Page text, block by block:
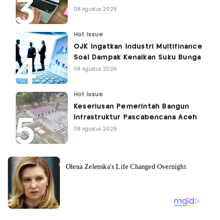
08 Agustus 2026
Hot Issue
OJK Ingatkan Industri Multifinance
Soal Dampak Kenaikan Suku Bunga
08 Agustus 2026
Hot Issue
Keseriusan Pemerintah Bangun
Infrastruktur Pascabencana Aceh
08 Agustus 2026